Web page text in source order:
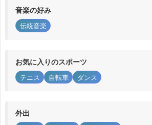
音楽の好み
伝統音楽
お気に入りのスポーツ
テニス 自転車 ダンス
外出